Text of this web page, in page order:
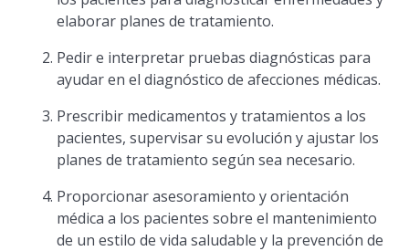
elaborar planes de tratamiento.
Pedir e interpretar pruebas diagnósticas para
ayudar en el diagnóstico de afecciones médicas.
Prescribir medicamentos y tratamientos a los
pacientes, supervisar su evolución y ajustar los
planes de tratamiento según sea necesario.
Proporcionar asesoramiento y orientación
médica a los pacientes sobre el mantenimiento
de un estilo de vida saludable y la prevención de